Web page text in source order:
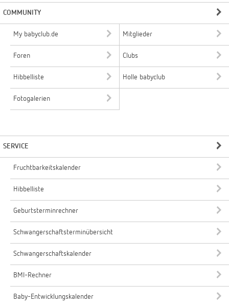
COMMUNITY
My babyclub.de Mitglieder
Foren Clubs
Hibbelliste Holle babyclub
Fotogalerien
SERVICE
Fruchtbarkeitskalender
Hibbelliste
Geburtsterminrechner
Schwangerschaftsterminübersicht
Schwangerschaftskalender
BMI-Rechner
Baby-Entwicklungskalender